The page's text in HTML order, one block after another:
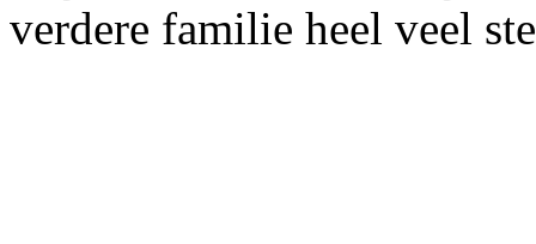
verdere familie heel veel